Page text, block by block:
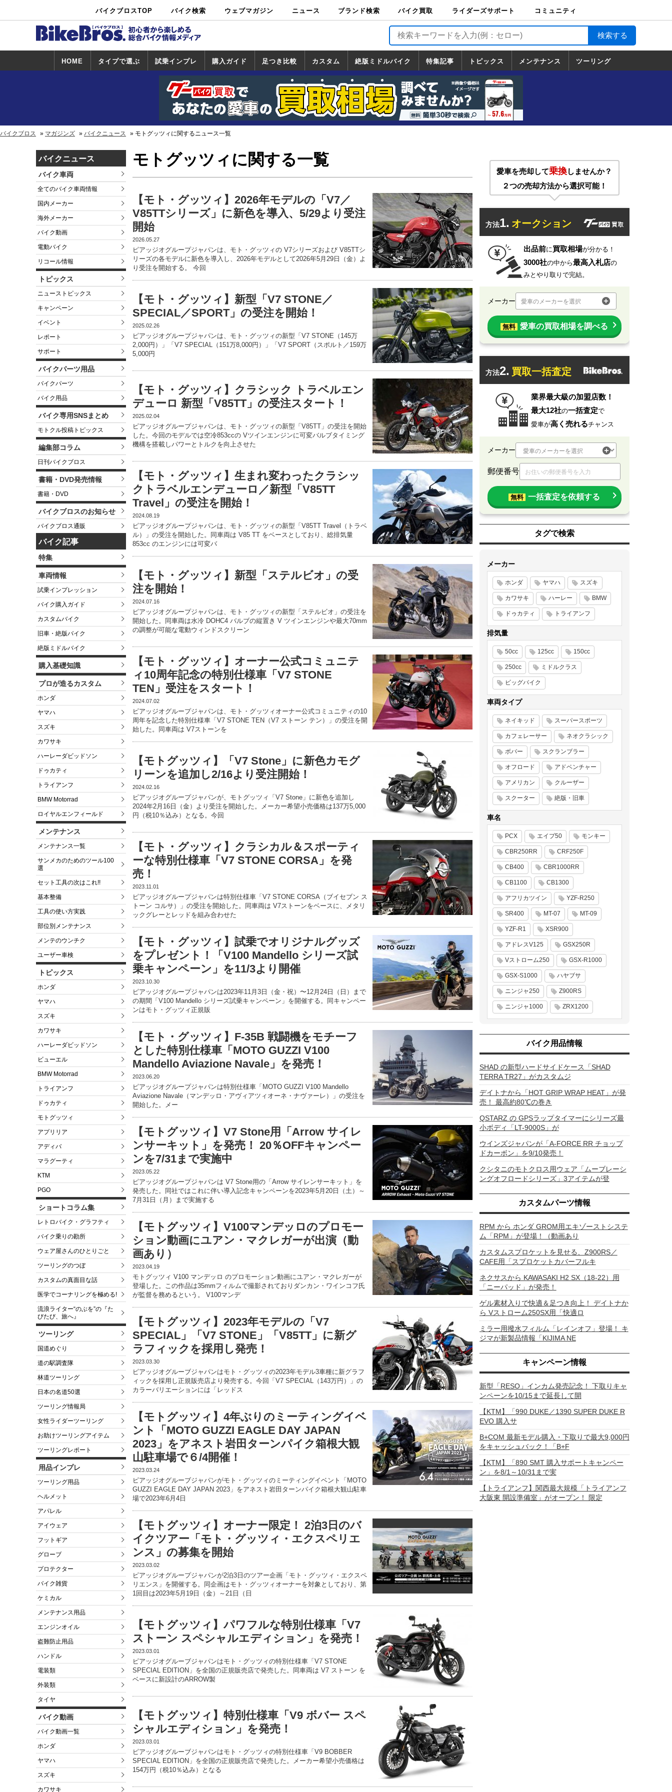
バイクブロスTOP バイク検索
中古バイ
ク・新車検
カタログ検
索
ショップ検
索
ウェブマガジン ニュース ブランド検索 バイク買取
バイク買取
ライダーズサポート
ライダーズサポート
TOP
バイク輸送
バイクガレージライ
フ
バイク車両保険
ロードサービス
バイク試乗
コミュニティ
HOME タイプで選ぶ 試乗インプレ
試乗インプレ
一覧
ホンダ
ヤマハ
スズキ
カワサキ
ハーレー
BMW
トライアンフ
ドゥカティ
購入ガイド
一覧
足つき比較 カスタム
カスタム
一覧
ホンダ
ヤマハ
スズキ
カワサキ
絶版ミドルバイク
絶版ミドルバイク
一覧
ホンダ
ヤマハ
スズキ
カワサキ
特集記事 トピックス
トピックス
一覧
ホンダ
ヤマハ
スズキ
カワサキ
ハーレーダ
ビッドソン
BMW
ドゥカティ
トライアン
フ
メンテナンス ツーリング
道の駅調査隊
ツーリング情報局
日本の道50選
国道めぐり
林道ツーリング
バイクブロス マガジンズ バイクニュース モトグッツィに関するニュース一覧
バイクニュース
バイク車両
全てのバイク車両情報
国内メーカー
海外メーカー
バイク動画
電動バイク
リコール情報
トピックス
ニューストピックス
キャンペーン
イベント
レポート
サポート
バイクパーツ用品
バイクパーツ
バイク用品
バイク専用SNSまとめ
モトクル投稿トピックス
編集部コラム
日刊バイクブロス
書籍・DVD発売情報
書籍・DVD
バイクブロスのお知らせ
バイクブロス通販
バイク記事
特集
車両情報
試乗インプレッション
バイク購入ガイド
カスタムバイク
旧車・絶版バイク
絶版ミドルバイク
購入基礎知識
プロが造るカスタム
ホンダ
ヤマハ
スズキ
カワサキ
ハーレーダビッドソン
ドゥカティ
トライアンフ
BMW Motorrad
ロイヤルエンフィールド
メンテナンス
メンテナンス一覧
サンメカのためのツール100
選
セット工具の次はこれ!!
基本整備
工具の使い方実践
部位別メンテナンス
メンテのウンチク
ユーザー車検
トピックス
ホンダ
ヤマハ
スズキ
カワサキ
ハーレーダビッドソン
ビューエル
BMW Motorrad
トライアンフ
ドゥカティ
モトグッツィ
アプリリア
アディバ
マラグーティ
KTM
PGO
ショートコラム集
レトロバイク・グラフティ
バイク乗りの勘所
ウェア屋さんのひとりごと
ツーリングのつぼ
カスタムの真面目な話
医学でコーナリングを極める!
流浪ライター“のぶを”の『た
びたび、旅へ』
ツーリング
国道めぐり
道の駅調査隊
林道ツーリング
日本の名道50選
ツーリング情報局
女性ライダーツーリング
お助けツーリングアイテム
ツーリングレポート
用品インプレ
ツーリング用品
ヘルメット
アパレル
アイウェア
フットギア
グローブ
プロテクター
バイク雑貨
ケミカル
メンテナンス用品
エンジンオイル
盗難防止用品
ハンドル
電装類
外装類
タイヤ
バイク動画
バイク動画一覧
ホンダ
ヤマハ
スズキ
カワサキ
モトグッツィに関する一覧
【モト・グッツィ】2026年モデルの「V7／
V85TTシリーズ」に新色を導入、5/29より受注
開始
2026.05.27
ピアッジオグループジャパンは、モト・グッツィの V7シリーズおよび V85TTシ
リーズの各モデルに新色を導入し、2026年モデルとして2026年5月29日（金）よ
り受注を開始する。 今回
【モト・グッツィ】新型「V7 STONE／
SPECIAL／SPORT」の受注を開始！
2025.02.26
ピアッジオグループジャパンは、モト・グッツィの新型「V7 STONE（145万
2,000円）」「V7 SPECIAL（151万8,000円）」「V7 SPORT（スポルト／159万
5,000円
【モト・グッツィ】クラシック トラベルエン
デューロ 新型「V85TT」の受注スタート！
2025.02.04
ピアッジオグループジャパンは、モト・グッツィの新型「V85TT」の受注を開始
した。今回のモデルでは空冷853ccの Vツインエンジンに可変バルブタイミング
機構を搭載しパワーとトルクを向上させた
【モト・グッツィ】生まれ変わったクラシッ
クトラベルエンデューロ／新型「V85TT
Travel」の受注を開始！
2024.08.19
ピアッジオグループジャパンは、モト・グッツィの新型「V85TT Travel（トラベ
ル）」の受注を開始した。同車両は V85 TT をベースとしており、総排気量
853cc のエンジンには可変バ
【モト・グッツィ】新型「ステルビオ」の受
注を開始！
2024.07.16
ピアッジオグループジャパンは、モト・グッツィの新型「ステルビオ」の受注を
開始した。同車両は水冷 DOHC4 バルブの縦置き V ツインエンジンや最大70mm
の調整が可能な電動ウィンドスクリーン
【モト・グッツィ】オーナー公式コミュニテ
ィ10周年記念の特別仕様車「V7 STONE
TEN」受注をスタート！
2024.07.02
ピアッジオグループジャパンは、モト・グッツィオーナー公式コミュニティの10
周年を記念した特別仕様車「V7 STONE TEN（V7 ストーン テン）」の受注を開
始した。同車両は V7ストーンを
【モトグッツィ】「V7 Stone」に新色カモグ
リーンを追加し2/16より受注開始！
2024.02.16
ピアッジオグループジャパンが、モトグッツィ「V7 Stone」に新色を追加し
2024年2月16日（金）より受注を開始した。メーカー希望小売価格は137万5,000
円（税10％込み）となる。今回
【モト・グッツィ】クラシカル＆スポーティ
ーな特別仕様車「V7 STONE CORSA」を発
売！
2023.11.01
ピアッジオグループジャパンは特別仕様車「V7 STONE CORSA（ブイセブン ス
トーン コルサ）」の受注を開始した。同車両は V7ストーンをベースに、メタリ
ックグレーとレッドを組み合わせた
【モト・グッツィ】試乗でオリジナルグッズ
をプレゼント！「V100 Mandello シリーズ試
乗キャンペーン」を11/3より開催
2023.10.30
ピアッジオグループジャパンは2023年11月3日（金・祝）〜12月24日（日）まで
の期間「V100 Mandello シリーズ試乗キャンペーン」を開催する。同キャンペー
ンはモト・グッツィ正規販
【モト・グッツィ】F-35B 戦闘機をモチーフ
とした特別仕様車「MOTO GUZZI V100
Mandello Aviazione Navale」を発売！
2023.06.20
ピアッジオグループジャパンは特別仕様車「MOTO GUZZI V100 Mandello
Aviazione Navale（マンデッロ・アヴィアツィオーネ・ナヴァーレ）」の受注を
開始した。メー
【モトグッツィ】V7 Stone用「Arrow サイレ
ンサーキット」を発売！ 20％OFFキャンペー
ンを7/31まで実施中
2023.05.22
ピアッジオグループジャパンは V7 Stone用の「Arrow サイレンサーキット」を
発売した。同社ではこれに伴い導入記念キャンペーンを2023年5月20日（土）～
7月31日（月）まで実施する
【モトグッツィ】V100マンデッロのプロモー
ション動画にユアン・マクレガーが出演（動
画あり）
2023.04.19
モトグッツィ V100 マンデッロ のプロモーション動画にユアン・マクレガーが
登場した。この作品は35mmフィルムで撮影されておりダンカン・ワインコフ氏
が監督を務めるという。 V100マンデ
【モトグッツィ】2023年モデルの「V7
SPECIAL」「V7 STONE」「V85TT」に新グ
ラフィックを採用し発売！
2023.03.30
ピアッジオグルーブジャパンはモト・グッツィの2023年モデル3車種に新グラフ
ィックを採用し正規販売店より発売する。今回「V7 SPECIAL（143万円）」の
カラーバリエーションには「レッドス
【モトグッツィ】4年ぶりのミーティングイベ
ント「MOTO GUZZI EAGLE DAY JAPAN
2023」をアネスト岩田ターンパイク箱根大観
山駐車場で６/4開催！
2023.03.24
ピアッジオグルーブジャパンがモト・グッツィのミーティングイベント「MOTO
GUZZI EAGLE DAY JAPAN 2023」をアネスト岩田ターンパイク箱根大観山駐車
場で2023年6月4日
【モトグッツィ】オーナー限定！ 2泊3日のバ
イクツアー「モト・グッツィ・エクスペリエ
ンス」の募集を開始
2023.03.02
ピアッジオグループジャパンが2泊3日のツアー企画「モト・グッツィ・エクスペ
リエンス」を開催する。同企画はモト・グッツィオーナーを対象としており、第
1回目は2023年5月19日（金）～21日（日
【モトグッツィ】パワフルな特別仕様車「V7
ストーン スペシャルエディション」を発売！
2023.03.01
ピアッジオグルーブジャパンはモト・グッツィの特別仕様車「V7 STONE
SPECIAL EDITION」を全国の正規販売店で発売した。同車両は V7 ストーン を
ベースに新設計のARROW製
【モトグッツィ】特別仕様車「V9 ボバー スペ
シャルエディション」を発売！
2023.03.01
ピアッジオグルーブジャパンはモト・グッツィの特別仕様車「V9 BOBBER
SPECIAL EDITION」を全国の正規販売店で発売した。メーカー希望小売価格は
154万円（税10％込み）となる
愛車を売却して乗換しませんか？
２つの売却方法から選択可能！
方法1. オークション
出品前に買取相場が分かる！
3000社の中から最高入札店の
みとやり取りで完結。
メーカー 愛車のメーカーを選択
無料 愛車の買取相場を調べる
方法2. 買取一括査定
業界最大級の加盟店数！
最大12社の一括査定で
愛車が高く売れるチャンス
メーカー
郵便番号
無料 一括査定を依頼する
タグで検索
メーカー
ホンダ ヤマハ スズキ
カワサキ ハーレー BMW
ドゥカティ トライアンフ
排気量
50cc 125cc 150cc
250cc ミドルクラス
ビッグバイク
車両タイプ
ネイキッド スーパースポーツ
カフェレーサー ネオクラシック
ボバー スクランブラー
オフロード アドベンチャー
アメリカン クルーザー
スクーター 絶版・旧車
車名
PCX エイプ50 モンキー
CBR250RR CRF250F
CB400 CBR1000RR
CB1100 CB1300
アフリカツイン YZF-R250
SR400 MT-07 MT-09
YZF-R1 XSR900
アドレスV125 GSX250R
Vストローム250 GSX-R1000
GSX-S1000 ハヤブサ
ニンジャ250 Z900RS
ニンジャ1000 ZRX1200
バイク用品情報
SHAD の新型ハードサイドケース「SHAD
TERRA TR27」がカスタムジ
デイトナから「HOT GRIP WRAP HEAT」が発
売！ 最高約80℃の巻き
QSTARZ の GPSラップタイマーにシリーズ最
小ボディ「LT-9000S」が
ウインズジャパンが「A-FORCE RR チョップ
ドカーボン」を9/10発売！
クシタニのモトクロス用ウェア「ムーブレーシ
ングオフロードシリーズ」3アイテムが登
カスタムパーツ情報
RPM から ホンダ GROM用エキゾーストシステ
ム「RPM」が登場！（動画あり
カスタムスプロケットを見せる、Z900RS／
CAFE用「スプロケットカバーフルキ
ネクサスから KAWASAKI H2 SX（18-22）用
「ニーパッド」が発売！
ゲル素材入りで快適＆足つき向上！ デイトナか
ら Vストローム250SX用「快適ロ
ミラー用撥水フィルム「レインオフ」登場！ キ
ジマが新製品情報「KIJIMA NE
キャンペーン情報
新型「RESO」インカム発売記念！ 下取りキャ
ンペーンを10/15まで延長して開
【KTM】「990 DUKE／1390 SUPER DUKE R
EVO 購入サ
B+COM 最新モデル購入・下取りで最大9,000円
をキャッシュバック！「B+F
【KTM】「890 SMT 購入サポートキャンペー
ン」を8/1～10/31まで実
【トライアンフ】関西最大規模「トライアンフ
大阪東 開設準備室」がオープン！ 限定